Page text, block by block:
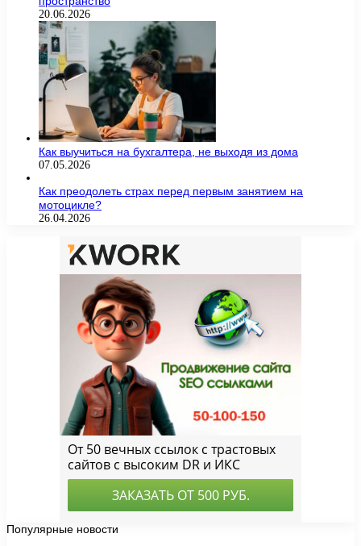
20.06.2026
Как выучиться на бухгалтера, не выходя из дома
07.05.2026
Как преодолеть страх перед первым занятием на
мотоцикле?
26.04.2026
Популярные новости